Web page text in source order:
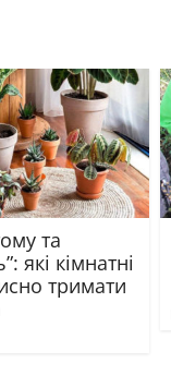
та
які кімнатні
тримати